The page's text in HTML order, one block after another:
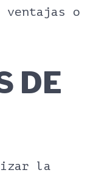
ventajas o
DE
la